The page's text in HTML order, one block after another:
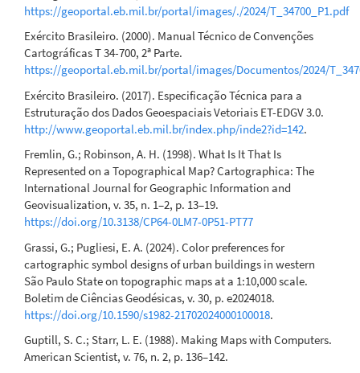
https://geoportal.eb.mil.br/portal/images/./2024/T_34700_P1.pdf
Exército Brasileiro. (2000). Manual Técnico de Convenções
Cartográficas T 34-700, 2ª Parte.
https://geoportal.eb.mil.br/portal/images/Documentos/2024/
Exército Brasileiro. (2017). Especificação Técnica para a
Estruturação dos Dados Geoespaciais Vetoriais ET-EDGV 3.0.
http://www.geoportal.eb.mil.br/index.php/inde2?id=142.
Fremlin, G.; Robinson, A. H. (1998). What Is It That Is
Represented on a Topographical Map? Cartographica: The
International Journal for Geographic Information and
Geovisualization, v. 35, n. 1–2, p. 13–19.
https://doi.org/10.3138/CP64-0LM7-0P51-PT77
Grassi, G.; Pugliesi, E. A. (2024). Color preferences for
cartographic symbol designs of urban buildings in western
São Paulo State on topographic maps at a 1:10,000 scale.
Boletim de Ciências Geodésicas, v. 30, p. e2024018.
https://doi.org/10.1590/s1982-21702024000100018.
Guptill, S. C.; Starr, L. E. (1988). Making Maps with Computers.
American Scientist, v. 76, n. 2, p. 136–142.